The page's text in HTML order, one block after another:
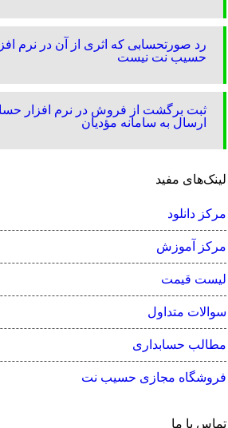
رد صورتحسابی که اثری از آن در نرم
حسیب نت نیست
ثبت برگشت از فروش در نرم افزار
ارسال به سامانه مؤدیان
لینک‌های مفید
مرکز دانلود
مرکز آموزش
لیست قیمت
سوالات متداول
مطالب حسابداری
فروشگاه مجازی حسیب نت
تماس با ما